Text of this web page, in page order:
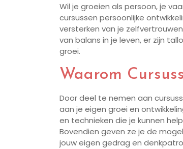
Wil je groeien als persoon, je
cursussen persoonlijke
versterken van je
van balans in je leven, er zijn
groei.
Waarom
Door deel te nemen aan
aan je eigen groei en
en technieken die je kunnen
Bovendien geven ze je de
jouw eigen gedrag en